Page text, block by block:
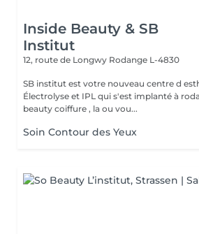
Inside Beauty & SB
Institut
12, route de Longwy Rodange L-4830
SB institut est votre nouveau centre d
Électrolyse et IPL qui s'est implanté à
beauty coiffure , la ou vou...
Soin Contour des Yeux